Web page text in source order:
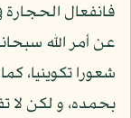
فانفعال
عن أمر الله
شعورا تكوينيا،